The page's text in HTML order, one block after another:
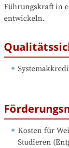
Führungskraft in
entwickeln.
Kosten für
Studieren